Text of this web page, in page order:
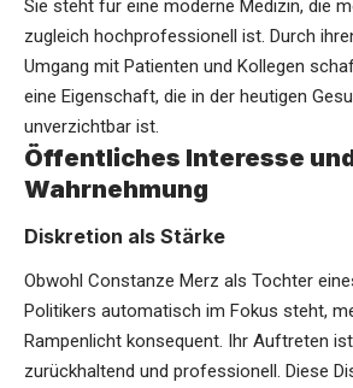
Sie steht für eine moderne Medizin, die
zugleich hochprofessionell ist. Durch
Umgang mit Patienten und Kollegen
eine Eigenschaft, die in der heutigen
unverzichtbar ist.
Öffentliches Interesse
Wahrnehmung
Diskretion als Stärke
Obwohl Constanze Merz als Tochter
Politikers automatisch im Fokus steht,
Rampenlicht konsequent. Ihr Auftreten
zurückhaltend und professionell. Diese